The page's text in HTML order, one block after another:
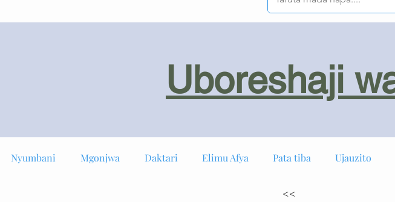
Uboreshaji
Nyumbani Mgonjwa Daktari Elimu Afya Pata tiba Ujauzito
<<